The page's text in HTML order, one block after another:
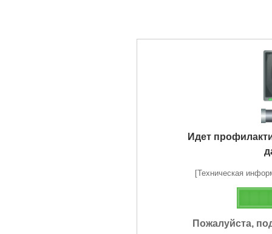
Идет
[Техническая
Пожалуйста,